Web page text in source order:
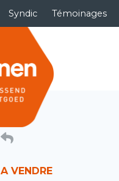
Syndic Témoinages
A VENDRE